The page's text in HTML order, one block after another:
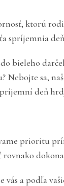
ktorú
spríjemnia
bieleho
Nebojte sa,
deň
prioritu
a podľa